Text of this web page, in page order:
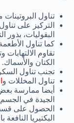
تناول
التركيز على
البقوليات، بذور
كما تناول
تقاوم الالتهابات
الكتان والأسماك.
تجنب تناول
تناول المخللات و
أيضا ممارسة بعض
الجيدة في
الحصول على
البكتيريا النافعة